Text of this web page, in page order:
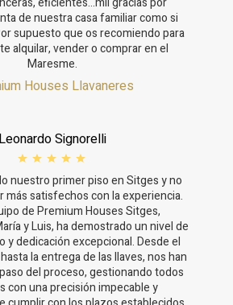
de nuestra casa familiar como si
supuesto que os recomiendo para
alquilar, vender o comprar en el
Maresme.
Houses Llavaneres
Leonardo Signorelli
nuestro primer piso en Sitges y no
más satisfechos con la experiencia.
de Premium Houses Sitges,
y Luis, ha demostrado un nivel de
y dedicación excepcional. Desde el
la entrega de las llaves, nos han
del proceso, gestionando todos
con una precisión impecable y